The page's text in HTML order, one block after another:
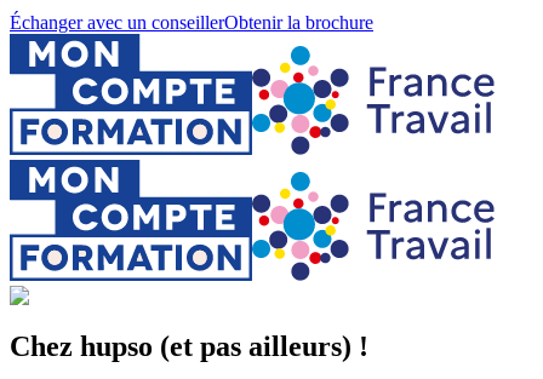
Échanger avec un conseillerObtenir la brochure
Chez hupso (et pas ailleurs) !